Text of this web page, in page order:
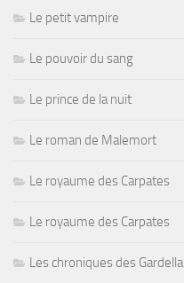
Le petit vampire
Le pouvoir du sang
Le prince de la nuit
Le roman de Malemort
Le royaume des Carpates
Le royaume des Carpates
Les chroniques des Gardella